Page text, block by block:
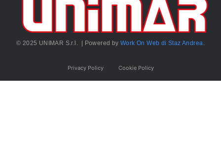
© 2025 UNIMAR S.r.l. | Powered byWork On Web di Staz Andrea.
Privacy Policy Cookie Policy